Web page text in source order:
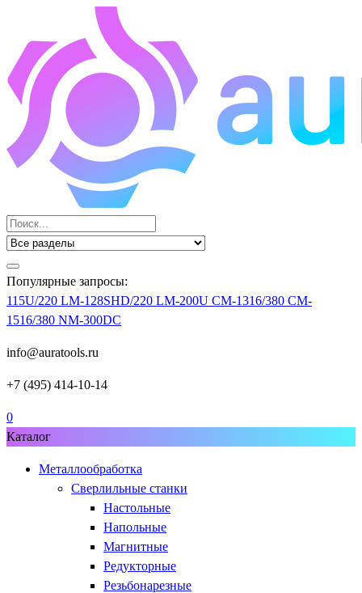
Популярные запросы:
115U/220 LM-128SHD/220 LM-200U CM-1316/380 CM-
1516/380 NM-300DC
info@auratools.ru
+7 (495) 414-10-14
0
Каталог
Металлообработка
Сверлильные станки
Настольные
Напольные
Магнитные
Редукторные
Резьбонарезные